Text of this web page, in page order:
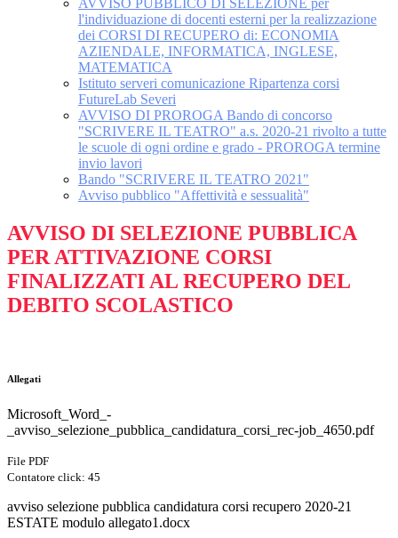
AVVISO PUBBLICO DI SELEZIONE per
l'individuazione di docenti esterni per la realizzazione
dei CORSI DI RECUPERO di: ECONOMIA
AZIENDALE, INFORMATICA, INGLESE,
MATEMATICA
Istituto serveri comunicazione Ripartenza corsi
FutureLab Severi
AVVISO DI PROROGA Bando di concorso
"SCRIVERE IL TEATRO" a.s. 2020-21 rivolto a tutte
le scuole di ogni ordine e grado - PROROGA termine
invio lavori
Bando "SCRIVERE IL TEATRO 2021"
Avviso pubblico "Affettività e sessualità"
AVVISO DI SELEZIONE PUBBLICA
PER ATTIVAZIONE CORSI
FINALIZZATI AL RECUPERO DEL
DEBITO SCOLASTICO
Allegati
Microsoft_Word_-
_avviso_selezione_pubblica_candidatura_corsi_rec-job_4650.pdf
File PDF
Contatore click: 45
avviso selezione pubblica candidatura corsi recupero 2020-21
ESTATE modulo allegato1.docx